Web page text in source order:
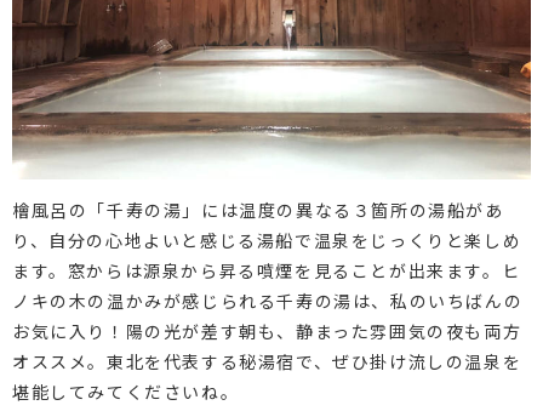
檜風呂の「千寿の湯」には温度の異なる３箇所の湯船があ
り、自分の心地よいと感じる湯船で温泉をじっくりと楽しめ
ます。窓からは源泉から昇る噴煙を見ることが出来ます。ヒ
ノキの木の温かみが感じられる千寿の湯は、私のいちばんの
お気に入り！陽の光が差す朝も、静まった雰囲気の夜も両方
オススメ。東北を代表する秘湯宿で、ぜひ掛け流しの温泉を
堪能してみてくださいね。